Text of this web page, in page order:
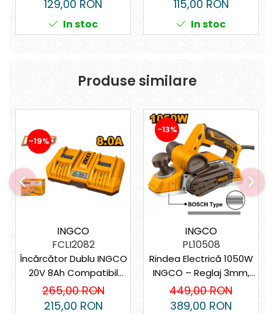
129,00 RON
In stoc
115,00 RON
In stoc
Produse similare
-19%
INGCO
FCLI2082
Încărcător Dublu INGCO
20V 8Ah Compatibil
P20S 2 Sloturi
265,00 RON
215,00 RON
-13%
INGCO
PL10508
Rindea Electrică 1050W
INGCO – Reglaj 3mm,
Tăiere 82x3mm, 16.000
rpm
449,00 RON
389,00 RON